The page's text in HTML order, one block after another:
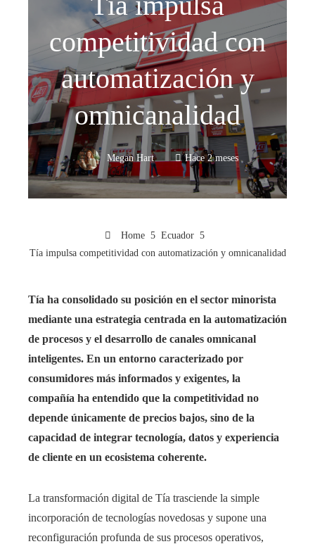
competitividad con
automatización y
omnicanalidad
Megan Hart Hace 2 meses
Home
Ecuador
Tía impulsa competitividad con automatización y omnicanalidad
Tía ha consolidado su posición en el sector minorista
mediante una estrategia centrada en la automatización
de procesos y el desarrollo de canales omnicanal
inteligentes. En un entorno caracterizado por
consumidores más informados y exigentes, la
compañía ha entendido que la competitividad no
depende únicamente de precios bajos, sino de la
capacidad de integrar tecnología, datos y experiencia
de cliente en un ecosistema coherente.
La transformación digital de Tía trasciende la simple
incorporación de tecnologías novedosas y supone una
reconfiguración profunda de sus procesos operativos,